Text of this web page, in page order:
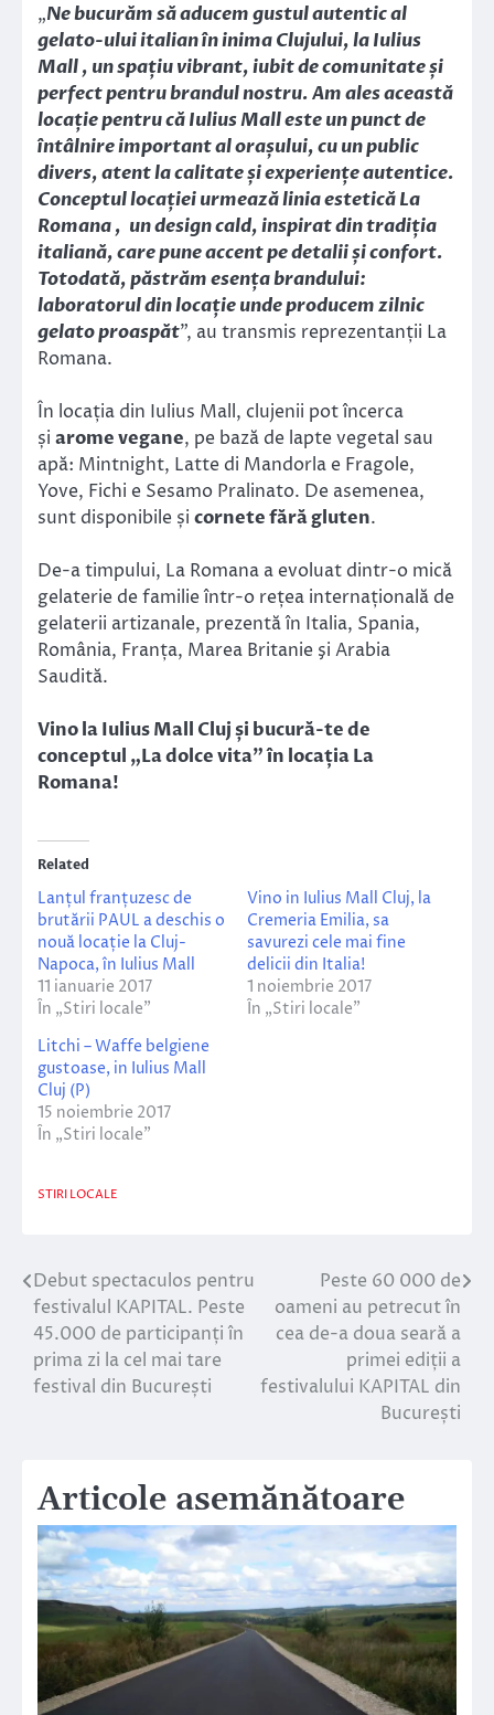
„Ne bucurăm să aducem gustul autentic al
gelato-ului italian în inima Clujului, la Iulius
Mall , un spațiu vibrant, iubit de comunitate și
perfect pentru brandul nostru. Am ales această
locație pentru că Iulius Mall este un punct de
întâlnire important al orașului, cu un public
divers, atent la calitate și experiențe autentice.
Conceptul locației urmează linia estetică La
Romana , un design cald, inspirat din tradiția
italiană, care pune accent pe detalii și confort.
Totodată, păstrăm esența brandului:
laboratorul din locație unde producem zilnic
gelato proaspăt”, au transmis reprezentanții La
Romana.
În locația din Iulius Mall, clujenii pot încerca
și arome vegane, pe bază de lapte vegetal sau
apă: Mintnight, Latte di Mandorla e Fragole,
Yove, Fichi e Sesamo Pralinato. De asemenea,
sunt disponibile și cornete fără gluten.
De-a timpului, La Romana a evoluat dintr-o mică
gelaterie de familie într-o rețea internațională de
gelaterii artizanale, prezentă în Italia, Spania,
România, Franța, Marea Britanie şi Arabia
Saudită.
Vino la Iulius Mall Cluj și bucură-te de
conceptul „La dolce vita” în locația La
Romana!
Related
Lanțul franțuzesc de
brutării PAUL a deschis o
nouă locație la Cluj-
Napoca, în Iulius Mall
11 ianuarie 2017
În „Stiri locale”
Vino in Iulius Mall Cluj, la
Cremeria Emilia, sa
savurezi cele mai fine
delicii din Italia!
1 noiembrie 2017
În „Stiri locale”
Litchi – Waffe belgiene
gustoase, in Iulius Mall
Cluj (P)
15 noiembrie 2017
În „Stiri locale”
STIRI LOCALE
Navigare
în
articole
Debut spectaculos pentru
festivalul KAPITAL. Peste
45.000 de participanți în
prima zi la cel mai tare
festival din București
Peste 60 000 de
oameni au petrecut în
cea de-a doua seară a
primei ediții a
festivalului KAPITAL din
București
Articole asemănătoare